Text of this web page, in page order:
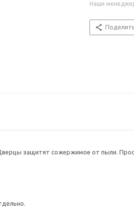
Наши
защитят сожержимое от пыли.